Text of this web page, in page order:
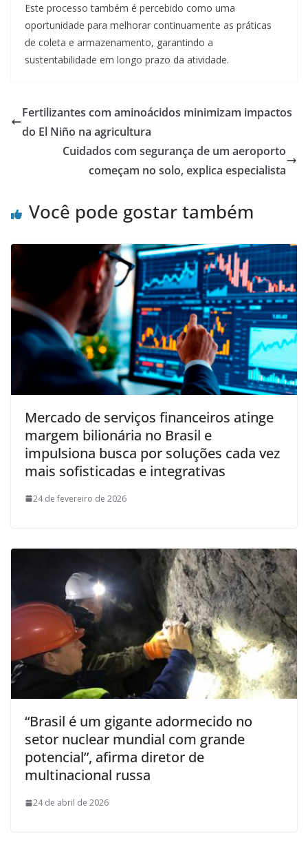
Este processo também é percebido como uma
oportunidade para melhorar continuamente as práticas
de coleta e armazenamento, garantindo a
sustentabilidade em longo prazo da atividade.
Fertilizantes com aminoácidos minimizam impactos
do El Niño na agricultura
Cuidados com segurança de um aeroporto
começam no solo, explica especialista
Você pode gostar também
Mercado de serviços financeiros atinge
margem bilionária no Brasil e
impulsiona busca por soluções cada vez
mais sofisticadas e integrativas
24 de fevereiro de 2026
“Brasil é um gigante adormecido no
setor nuclear mundial com grande
potencial”, afirma diretor de
multinacional russa
24 de abril de 2026